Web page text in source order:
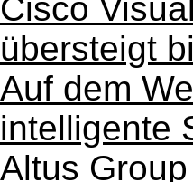
Cisco
übersteigt
Auf dem
intelligente
Altus